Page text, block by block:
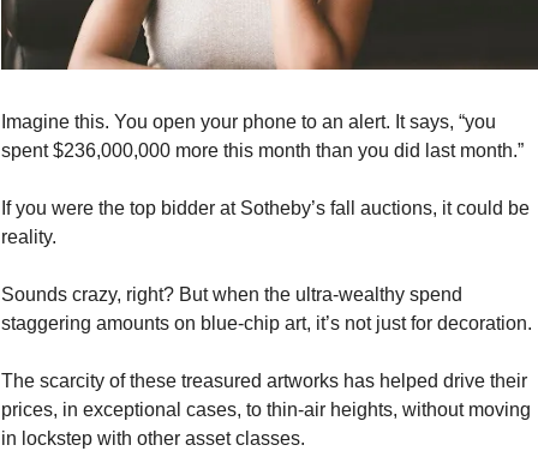
Imagine this. You open your phone to an alert. It says, “you
spent $236,000,000 more this month than you did last month.”
If you were the top bidder at Sotheby’s fall auctions, it could be
reality.
Sounds crazy, right? But when the ultra-wealthy spend
staggering amounts on blue-chip art, it’s not just for decoration.
The scarcity of these treasured artworks has helped drive their
prices, in exceptional cases, to thin-air heights, without moving
in lockstep with other asset classes.